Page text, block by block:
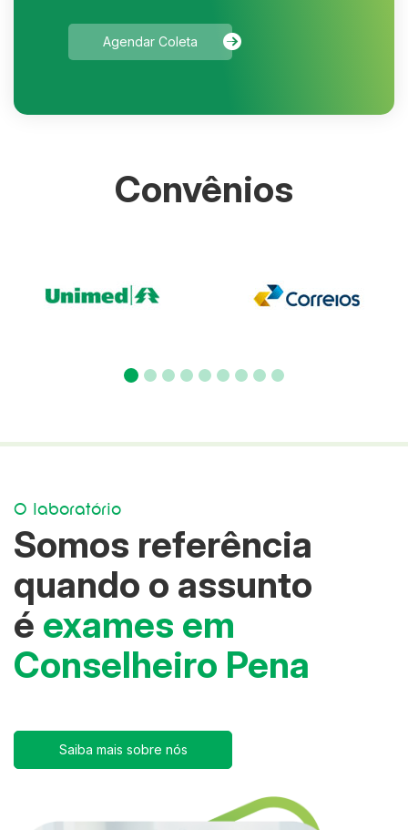
Agendar Coleta
Convênios
O laboratório
Somos referência
quando o assunto
é exames em
Conselheiro Pena
Saiba mais sobre nós